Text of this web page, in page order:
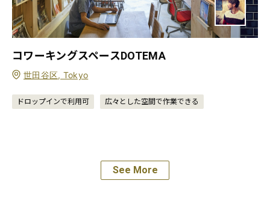
コワーキングスペースDOTEMA
世田谷区, Tokyo
ドロップインで利用可 広々とした空間で作業できる
See More